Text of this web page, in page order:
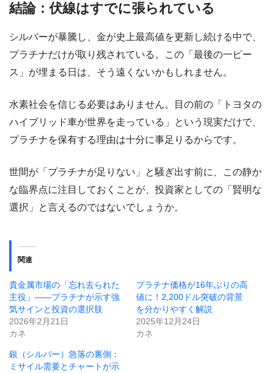
結論：伏線はすでに張られている
シルバーが暴騰し、金が史上最高値を更新し続ける中で、
プラチナだけが取り残されている。この「最後の一ピー
ス」が埋まる日は、そう遠くないかもしれません。
水素社会を信じる必要はありません。目の前の「トヨタの
ハイブリッド車が世界を走っている」という現実だけで、
プラチナを保有する理由は十分に事足りるからです。
世間が「プラチナが足りない」と騒ぎ出す前に、この静か
な臨界点に注目しておくことが、投資家としての「賢明な
選択」と言えるのではないでしょうか。
関連
貴金属市場の「忘れ去られた
主役」——プラチナが示す強
気サインと投資の選択肢
2026年2月21日
カネ
プラチナ価格が16年ぶりの高
値に！2,200ドル突破の背景
を分かりやすく解説
2025年12月24日
カネ
銀（シルバー）急落の裏側：
ミサイル需要とチャートが示